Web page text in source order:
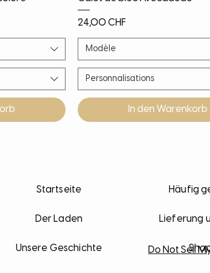
Preis
24,00 CHF
Modèle
Personnalisations
In den Warenkorb
Startseite
Der Laden
Unsere Geschichte
Häufig
Lieferung
Do Not Sell